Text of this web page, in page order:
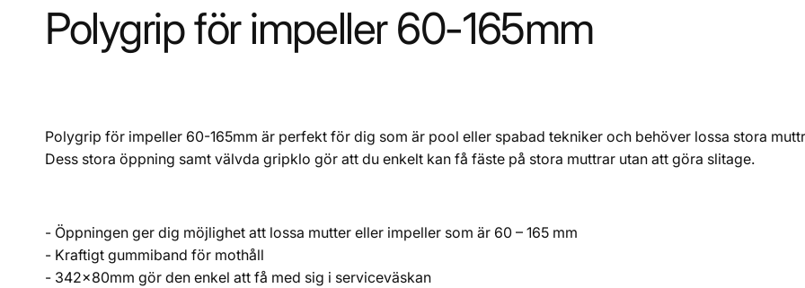
Polygrip för impeller 60-165mm
Polygrip för impeller 60-165mm är perfekt för dig som är pool eller spabad tekniker och behöver lossa stora
Dess stora öppning samt välvda gripklo gör att du enkelt kan få fäste på stora muttrar utan att göra slitage.
- Öppningen ger dig möjlighet att lossa mutter eller impeller som är 60 – 165 mm
- Kraftigt gummiband för mothåll
- 342x80mm gör den enkel att få med sig i serviceväskan